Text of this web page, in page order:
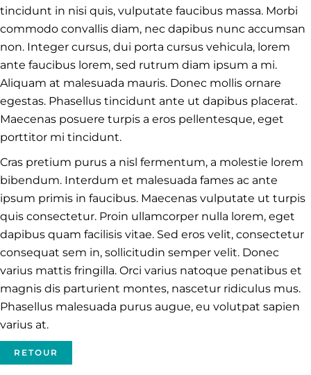
tincidunt in nisi quis, vulputate faucibus massa. Morbi
commodo convallis diam, nec dapibus nunc accumsan
non. Integer cursus, dui porta cursus vehicula, lorem
ante faucibus lorem, sed rutrum diam ipsum a mi.
Aliquam at malesuada mauris. Donec mollis ornare
egestas. Phasellus tincidunt ante ut dapibus placerat.
Maecenas posuere turpis a eros pellentesque, eget
porttitor mi tincidunt.
Cras pretium purus a nisl fermentum, a molestie lorem
bibendum. Interdum et malesuada fames ac ante
ipsum primis in faucibus. Maecenas vulputate ut turpis
quis consectetur. Proin ullamcorper nulla lorem, eget
dapibus quam facilisis vitae. Sed eros velit, consectetur
consequat sem in, sollicitudin semper velit. Donec
varius mattis fringilla. Orci varius natoque penatibus et
magnis dis parturient montes, nascetur ridiculus mus.
Phasellus malesuada purus augue, eu volutpat sapien
varius at.
RETOUR